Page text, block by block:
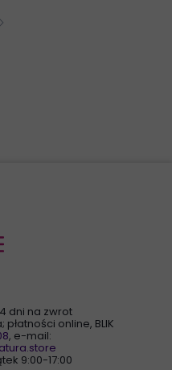
dni na zwrot
płatności online, BLIK
, e-mail:
9:00-17:00